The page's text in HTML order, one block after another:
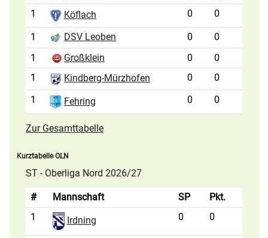
1
Köflach 0 0
1 DSV Leoben 0
0
1
Großklein 0
0
1
Kindberg-Mürzhofen 0
0
1
Fehring 0 0
Zur Gesamttabelle
Kurztabelle OLN
ST - Oberliga Nord 2026/27
# Mannschaft SP
Pkt.
1
Irdning 0 0